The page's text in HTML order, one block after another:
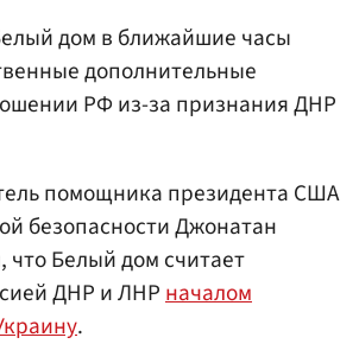
дом в ближайшие часы
дополнительные
РФ из-за признания ДНР
помощника президента США
безопасности Джонатан
что Белый дом считает
ДНР и ЛНРначалом
.